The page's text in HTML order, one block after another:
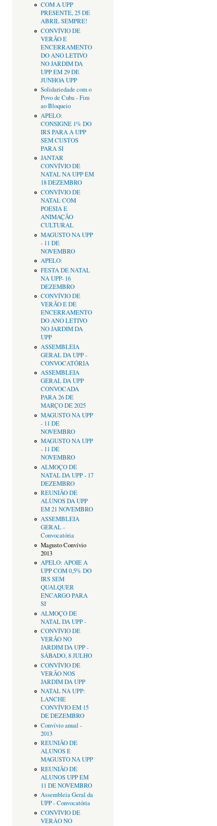
COM A UPP
PRESENTE, 25 DE
ABRIL SEMPRE!
CONVÍVIO DE
VERÃO E
ENCERRAMENTO
DO ANO LETIVO
NO JARDIM DA
UPP EM 29 DE
JUNHOA UPP
Solidariedade com o
Povo de Cuba - Fim
ao Bloqueio
APELO:
CONSIGNE 1% DO
IRS PARA A UPP
SEM CUSTOS
PARA SI
JANTAR
CONVÍVIO DE
NATAL NA UPP EM
18 DEZEMBRO
CONVÍVIO DE
NATAL COM
POESIA E
ANIMAÇÃO
CULTURAL
MAGUSTO NA UPP
- 11 DE
NOVEMBRO
APELO:
FESTA DE NATAL
NA UPP- 16
DEZEMBRO
CONVÍVIO DE
VERÃO E DE
ENCERRAMENTO
DO ANO LETIVO
NO JARDIM DA
UPP
ASSEMBLEIA
GERAL DA UPP -
CONVOCATÓRIA
ASSEMBLEIA
GERAL DA UPP
CONVOCADA
PARA 26 DE
MARÇO DE 2025
MAGUSTO NA UPP
- 11 DE
NOVEMBRO
MAGUSTO NA UPP
- 11 DE
NOVEMBRO
ALMOÇO DE
NATAL DA UPP - 17
DEZEMBRO
REUNIÃO DE
ALUNOS DA UPP
EM 21 NOVEMBRO
ASSEMBLEIA
GERAL -
Convocatória
Magusto Convívio
2013
APELO: APOIE A
UPP COM 0,5% DO
IRS SEM
QUALQUER
ENCARGO PARA
SI
ALMOÇO DE
NATAL DA UPP -
CONVÍVIO DE
VERÃO NO
JARDIM DA UPP -
SÁBADO, 8 JULHO
CONVÍVIO DE
VERÃO NOS
JARDIM DA UPP
NATAL NA UPP:
LANCHE
CONVÍVIO EM 15
DE DEZEMBRO
Convívio anual -
2013
REUNIÃO DE
ALUNOS E
MAGUSTO NA UPP
REUNIÃO DE
ALUNOS UPP EM
11 DE NOVEMBRO
Assembleia Geral da
UPP - Convocatória
CONVÌVIO DE
VERÂO NO